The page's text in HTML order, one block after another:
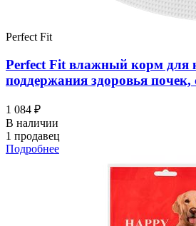
Perfect Fit
Perfect Fit влажный корм для
поддержания здоровья почек,
1 084 ₽
В наличии
1 продавец
Подробнее